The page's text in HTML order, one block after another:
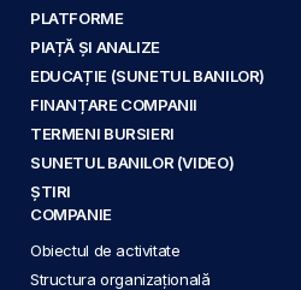
PLATFORME
PIAȚĂ ȘI ANALIZE
EDUCAȚIE (SUNETUL BANILOR)
FINANȚARE COMPANII
TERMENI BURSIERI
SUNETUL BANILOR (VIDEO)
ȘTIRI
COMPANIE
Obiectul de activitate
Structura organizațională